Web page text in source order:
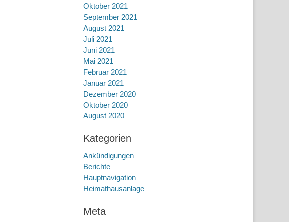
Oktober 2021
September 2021
August 2021
Juli 2021
Juni 2021
Mai 2021
Februar 2021
Januar 2021
Dezember 2020
Oktober 2020
August 2020
Kategorien
Ankündigungen
Berichte
Hauptnavigation
Heimathausanlage
Meta